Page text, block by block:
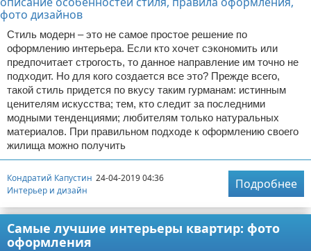
Стиль модерн – это не самое простое решение по
оформлению интерьера. Если кто хочет сэкономить или
предпочитает строгость, то данное направление им точно не
подходит. Но для кого создается все это? Прежде всего,
такой стиль придется по вкусу таким гурманам: истинным
ценителям искусства; тем, кто следит за последними
модными тенденциями; любителям только натуральных
материалов. При правильном подходе к оформлению своего
жилища можно получить
Кондратий Капустин 24-04-2019 04:36
Интерьер и дизайн
Подробнее
Самые лучшие интерьеры квартир: фото
оформления